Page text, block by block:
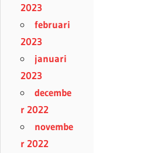
2023
februari
2023
januari
2023
decembe
r 2022
novembe
r 2022